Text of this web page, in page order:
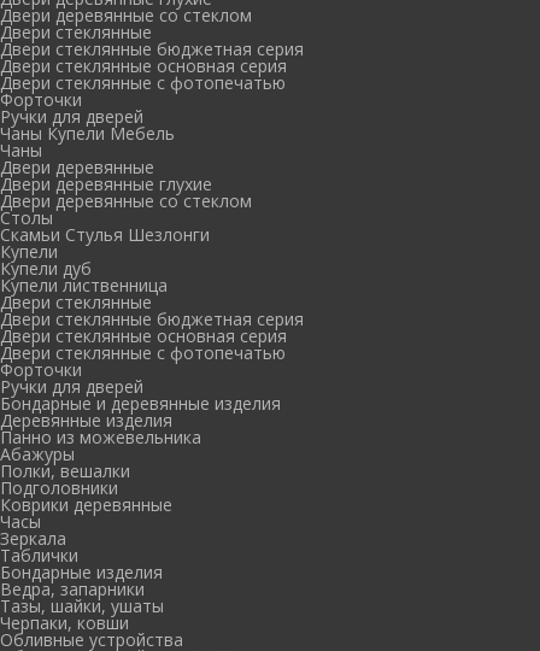
Двери деревянные со стеклом
Двери стеклянные
Двери стеклянные бюджетная серия
Двери стеклянные основная серия
Двери стеклянные с фотопечатью
Форточки
Ручки для дверей
Чаны Купели Мебель
Чаны
Двери деревянные
Двери деревянные глухие
Двери деревянные со стеклом
Столы
Скамьи Стулья Шезлонги
Купели
Купели дуб
Купели лиственница
Двери стеклянные
Двери стеклянные бюджетная серия
Двери стеклянные основная серия
Двери стеклянные с фотопечатью
Форточки
Ручки для дверей
Бондарные и деревянные изделия
Деревянные изделия
Панно из можевельника
Абажуры
Полки, вешалки
Подголовники
Коврики деревянные
Часы
Зеркала
Таблички
Бондарные изделия
Ведра, запарники
Тазы, шайки, ушаты
Черпаки, ковши
Обливные устройства